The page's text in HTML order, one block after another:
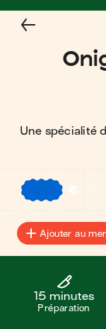
Une spécialité
€
Ajouter au
15 minutes
Préparation